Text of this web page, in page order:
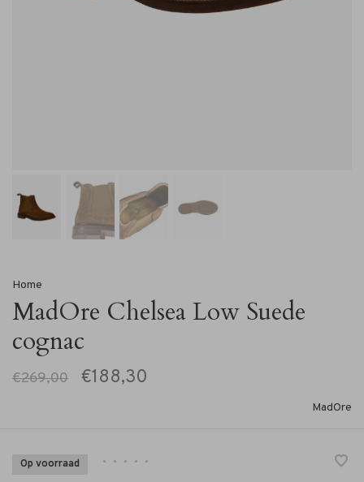
Home
MadOre Chelsea Low Suede
cognac
€269,00 €188,30
MadOre
Op voorraad • • • • •